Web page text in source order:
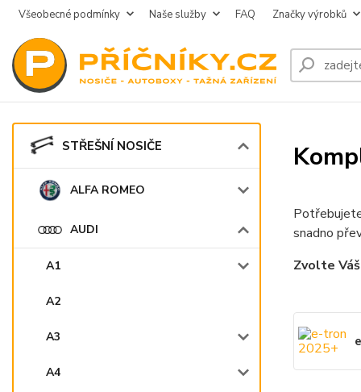
Všeobecné podmínky Naše služby FAQ Značky výrobků
STŘEŠNÍ NOSIČE
ALFA ROMEO
AUDI
A1
A2
A3
A4
snadno
Zvolte